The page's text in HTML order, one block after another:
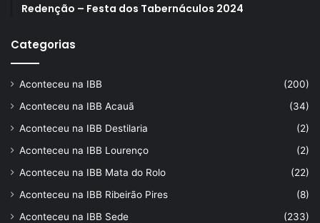
Redenção – Festa dos Tabernáculos 2024
Categorias
Aconteceu na IBB
(200)
Aconteceu na IBB Acauã
(34)
Aconteceu na IBB Destilaria
(2)
Aconteceu na IBB Lourenço
(2)
Aconteceu na IBB Mata do Rolo
(22)
Aconteceu na IBB Ribeirão Pires
(8)
Aconteceu na IBB Sede
(233)